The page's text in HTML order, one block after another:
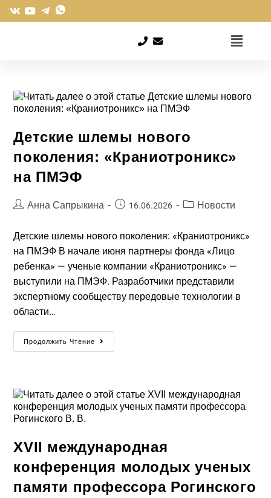
Детские шлемы нового
поколения: «Краниотроникс»
на ПМЭФ​
Анна Сапрыкина 16.06.2026 Новости
Детские шлемы нового поколения: «Краниотроникс»
на ПМЭФ В начале июня партнеры фонда «Лицо
ребенка» — ученые компании «Краниотроникс» —
выступили на ПМЭФ. Разработчики представили
экспертному сообществу передовые технологии в
области…
Продолжить Чтение
XVII международная
конференция молодых ученых
памяти профессора Рогинского​